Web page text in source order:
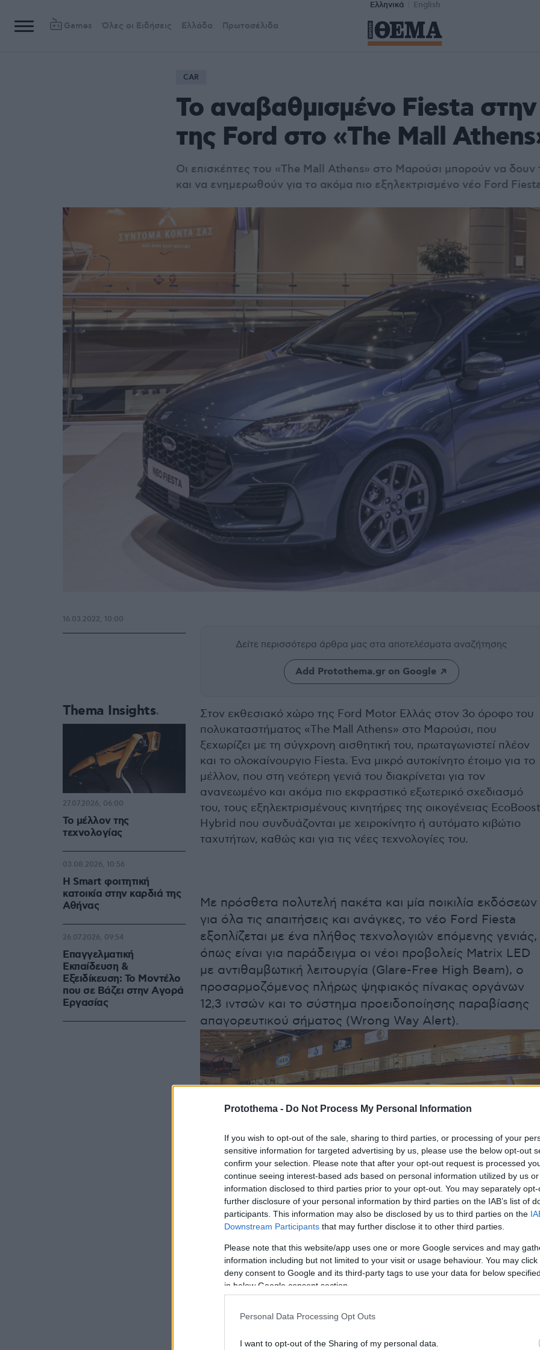
Protothema - Do Not Process My Personal Information
If you wish to opt-out of the sale, sharing to third parties, or processing of your
sensitive information for targeted advertising by us, please use the below opt-out
confirm your selection. Please note that after your opt-out request is processed
continue seeing interest-based ads based on personal information utilized by us
information disclosed to third parties prior to your opt-out. You may separately
further disclosure of your personal information by third parties on the IAB’s list of
participants. This information may also be disclosed by us to third parties on the
Downstream Participants that may further disclose it to other third parties.
Please note that this website/app uses one or more Google services and may
information including but not limited to your visit or usage behaviour. You may
deny consent to Google and its third-party tags to use your data for below
in below Google consent section.
Personal Data Processing Opt Outs
I want to opt-out of the Sharing of my personal data.
Ελληνικά English
Games Όλες οι Ειδήσεις Ελλάδα Πρωτοσέλιδα
CAR
Το αναβαθμισμένο Fiesta
της Ford στο «The Mall
Οι επισκέπτες του «The Mall Athens» στο Μαρούσι μπορούν να
και να ενημερωθούν για το ακόμα πιο εξηλεκτρισμένο νέο Ford
Δείτε περισσότερα άρθρα μας στα αποτελέσματα αναζήτησης
Add Protothema.gr on Google
Στον εκθεσιακό χώρο της Ford Motor Ελλάς στον 3ο όροφο του
πολυκαταστήματος «The Mall Athens» στο Μαρούσι, που
ξεχωρίζει με τη σύγχρονη αισθητική του, πρωταγωνιστεί πλέον
και το ολοκαίνουργιο Fiesta. Ένα μικρό αυτοκίνητο έτοιμο για το
μέλλον, που στη νεότερη γενιά του διακρίνεται για τον
ανανεωμένο και ακόμα πιο εκφραστικό εξωτερικό σχεδιασμό
του, τους εξηλεκτρισμένους κινητήρες της οικογένειας EcoBoost
Hybrid που συνδυάζονται με χειροκίνητο ή αυτόματο κιβώτιο
ταχυτήτων, καθώς και για τις νέες τεχνολογίες του.
Με πρόσθετα πολυτελή πακέτα και μία ποικιλία εκδόσεων
για όλα τις απαιτήσεις και ανάγκες, το νέο Ford Fiesta
εξοπλίζεται με ένα πλήθος τεχνολογιών επόμενης γενιάς,
όπως είναι για παράδειγμα οι νέοι προβολείς Matrix LED
με αντιθαμβωτική λειτουργία (Glare-Free High Beam), ο
προσαρμοζόμενος πλήρως ψηφιακός πίνακας οργάνων
12,3 ιντσών και το σύστημα προειδοποίησης παραβίασης
απαγορευτικού σήματος (Wrong Way Alert).
Κάτω από το ανάγλυφο καπό του νέου Ford Fiesta
Hybrid 48V, ο οποίος εξασφαλίζει σε συνδυασμό με
χειροκίνητο κιβώτιο 6 σχέσεων ή αυτόματο διπλού
16.03.2022, 10:00
Thema Insights
Το μέλλον της
τεχνολογίας
27.07.2026, 06:00
Η Smart φοιτητική
κατοικία στην καρδιά της
Αθήνας
03.08.2026, 10:56
Επαγγελματική
Εκπαίδευση &
Εξειδίκευση: Το Mοντέλο
που σε Bάζει στην Aγορά
Eργασίας
26.07.2026, 09:54